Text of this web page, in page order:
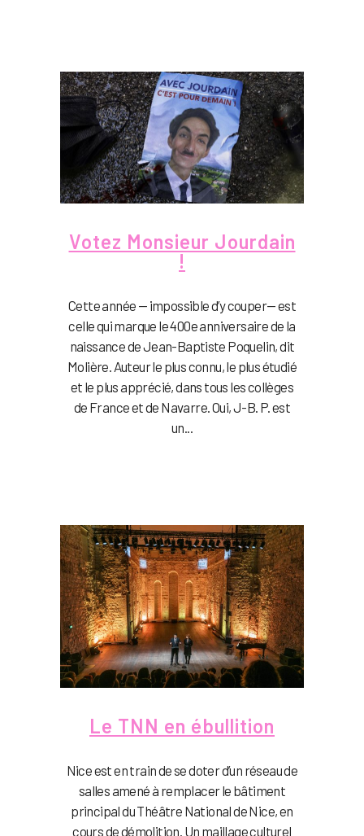
Votez Monsieur Jourdain
!
Cette année — impossible d’y couper— est
celle qui marque le 400e anniversaire de la
naissance de Jean-Baptiste Poquelin, dit
Molière. Auteur le plus connu, le plus étudié
et le plus apprécié, dans tous les collèges
de France et de Navarre. Oui, J-B. P. est
un...
Le TNN en ébullition
Nice est en train de se doter d’un réseau de
salles amené à remplacer le bâtiment
principal du Théâtre National de Nice, en
cours de démolition. Un maillage culturel